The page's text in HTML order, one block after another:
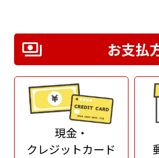
お支払
現金・
クレジットカード